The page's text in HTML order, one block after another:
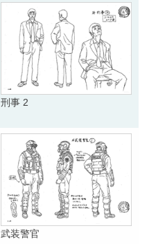
刑事 2
武装警官